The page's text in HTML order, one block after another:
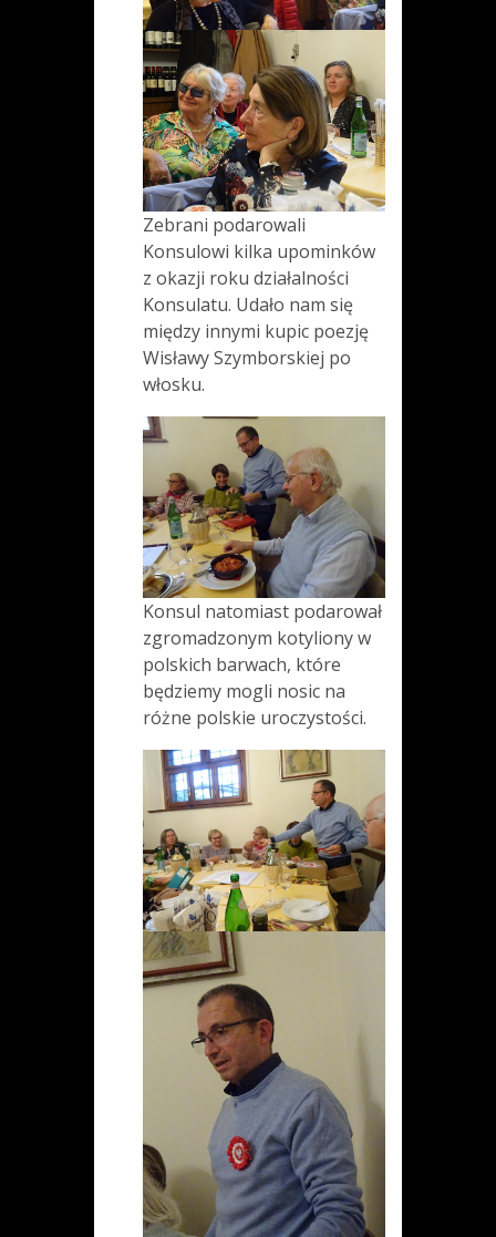
Zebrani podarowali
Konsulowi kilka upominków
z okazji roku działalności
Konsulatu. Udało nam się
między innymi kupic poezję
Wisławy Szymborskiej po
włosku.
Konsul natomiast podarował
zgromadzonym kotyliony w
polskich barwach, które
będziemy mogli nosic na
różne polskie uroczystości.